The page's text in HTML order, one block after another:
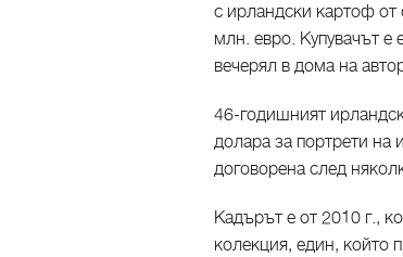
с ирландски картоф от
млн. евро. Купувачът е
вечерял в дома на
46-годишният
долара за портрети на
договорена след
Кадърът е от 2010 г.,
колекция, един, който